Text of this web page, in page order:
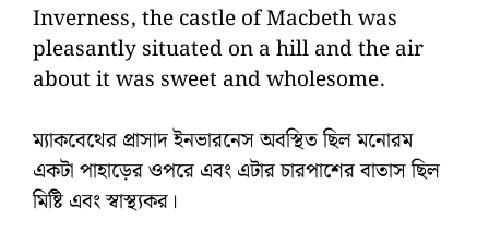
Inverness, the castle of Macbeth was
pleasantly situated on a hill and the air
about it was sweet and wholesome.
ম্যাকবেথের প্রাসাদ ইনভারনেস অবস্থিত ছিল মনোরম
একটা পাহাড়ের ওপরে এবং এটার চারপাশের বাতাস ছিল
মিষ্টি এবং স্বাস্থ্যকর।